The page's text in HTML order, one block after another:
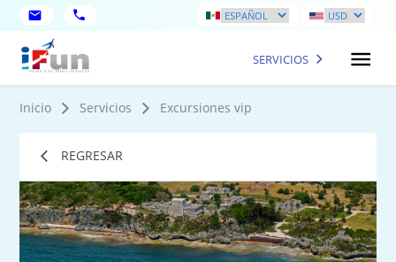
SERVICIOS
Inicio Servicios Excursiones vip
REGRESAR